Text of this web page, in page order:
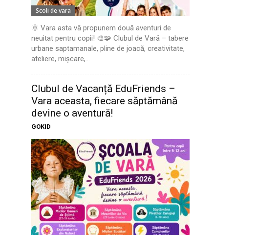
Scoli de vara
🌞 Vara asta vă propunem două aventuri de
neuitat pentru copii! 🎨🧩 Clubul de Vară – tabere
urbane saptamanale, pline de joacă, creativitate,
ateliere, mișcare,...
Clubul de Vacanță EduFriends –
Vara aceasta, fiecare săptămână
devine o aventură!
GOKID